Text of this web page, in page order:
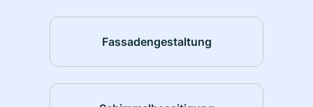
Fassadengestaltung